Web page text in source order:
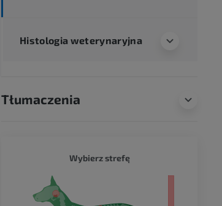
Histologia weterynaryjna
Tłumaczenia
Wybierz strefę